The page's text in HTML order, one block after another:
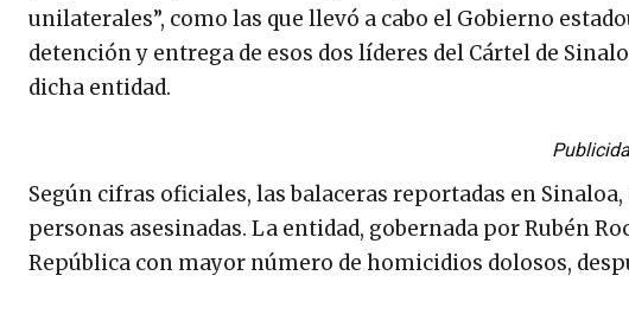
unilaterales”, como las que llevó a cabo el Gobierno
detención y entrega de esos dos líderes del Cártel de
dicha entidad.
Según cifras oficiales, las balaceras reportadas en
personas asesinadas. La entidad, gobernada por Rubén
República con mayor número de homicidios dolosos,